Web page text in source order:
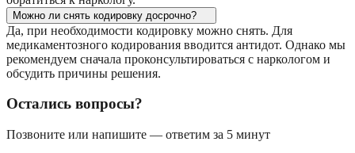
Можно ли снять кодировку досрочно?
Да, при необходимости кодировку можно снять. Для
медикаментозного кодирования вводится антидот. Однако мы
рекомендуем сначала проконсультироваться с наркологом и
обсудить причины решения.
Остались вопросы?
Позвоните или напишите — ответим за 5 минут